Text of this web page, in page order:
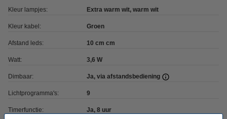
Kleur lampjes: Extra warm wit, warm wit
Kleur kabel: Groen
Afstand leds: 10 cm cm
Watt: 3,6 W
Dimbaar: Ja, via afstandsbediening
Lichtprogramma's: 9
Timerfunctie: Ja, 8 uur